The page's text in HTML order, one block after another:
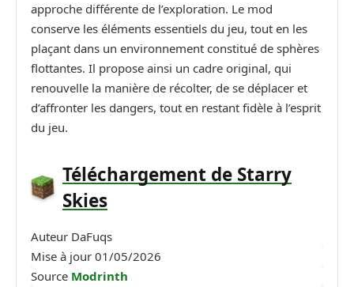
approche différente de l’exploration. Le mod
conserve les éléments essentiels du jeu, tout en les
plaçant dans un environnement constitué de sphères
flottantes. Il propose ainsi un cadre original, qui
renouvelle la manière de récolter, de se déplacer et
d’affronter les dangers, tout en restant fidèle à l’esprit
du jeu.
Téléchargement de Starry
Skies
Auteur DaFuqs
Mise à jour 01/05/2026
Source Modrinth